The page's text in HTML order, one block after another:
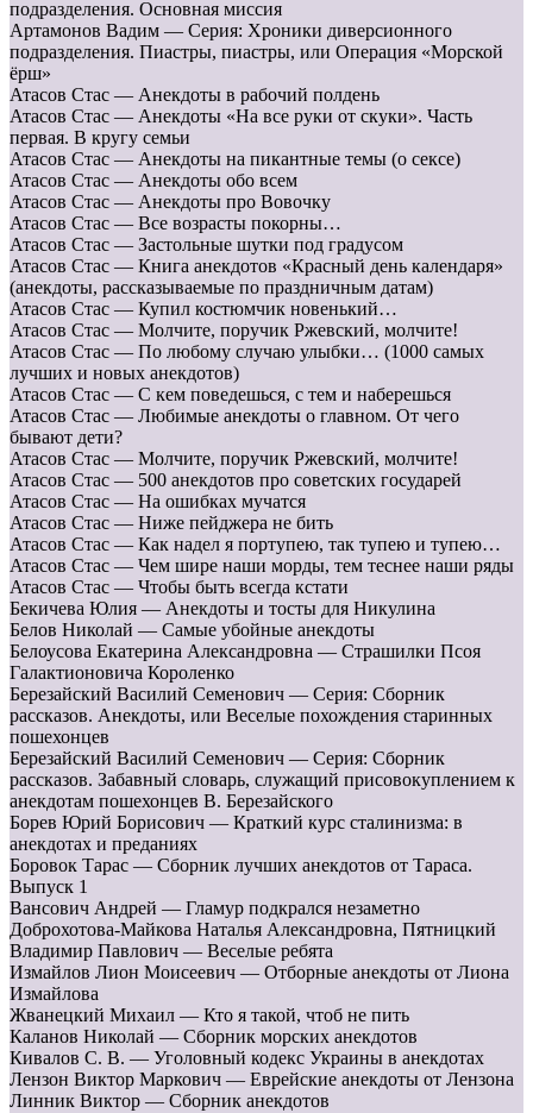
подразделения. Основная миссия
Артамонов Вадим — Серия: Хроники диверсионного
подразделения. Пиастры, пиастры, или Операция «Морской
ёрш»
Атасов Стас — Анекдоты в рабочий полдень
Атасов Стас — Анекдоты «На все руки от скуки». Часть
первая. В кругу семьи
Атасов Стас — Анекдоты на пикантные темы (о сексе)
Атасов Стас — Анекдоты обо всем
Атасов Стас — Анекдоты про Вовочку
Атасов Стас — Все возрасты покорны…
Атасов Стас — Застольные шутки под градусом
Атасов Стас — Книга анекдотов «Красный день календаря»
(анекдоты, рассказываемые по праздничным датам)
Атасов Стас — Купил костюмчик новенький…
Атасов Стас — Молчите, поручик Ржевский, молчите!
Атасов Стас — По любому случаю улыбки… (1000 самых
лучших и новых анекдотов)
Атасов Стас — С кем поведешься, с тем и наберешься
Атасов Стас — Любимые анекдоты о главном. От чего
бывают дети?
Атасов Стас — Молчите, поручик Ржевский, молчите!
Атасов Стас — 500 анекдотов про советских государей
Атасов Стас — На ошибках мучатся
Атасов Стас — Ниже пейджера не бить
Атасов Стас — Как надел я портупею, так тупею и тупею…
Атасов Стас — Чем шире наши морды, тем теснее наши ряды
Атасов Стас — Чтобы быть всегда кстати
Бекичева Юлия — Анекдоты и тосты для Никулина
Белов Николай — Самые убойные анекдоты
Белоусова Екатерина Александровна — Страшилки Псоя
Галактионовича Короленко
Березайский Василий Семенович — Серия: Сборник
рассказов. Анекдоты, или Веселые похождения старинных
пошехонцев
Березайский Василий Семенович — Серия: Сборник
рассказов. Забавный словарь, служащий присовокуплением к
анекдотам пошехонцев В. Березайского
Борев Юрий Борисович — Краткий курс сталинизма: в
анекдотах и преданиях
Боровок Тарас — Сборник лучших анекдотов от Тараса.
Выпуск 1
Вансович Андрей — Гламур подкрался незаметно
Доброхотова-Майкова Наталья Александровна, Пятницкий
Владимир Павлович — Веселые ребята
Измайлов Лион Моисеевич — Отборные анекдоты от Лиона
Измайлова
Жванецкий Михаил — Кто я такой, чтоб не пить
Каланов Николай — Сборник морских анекдотов
Кивалов С. В. — Уголовный кодекс Украины в анекдотах
Лензон Виктор Маркович — Еврейские анекдоты от Лензона
Линник Виктор — Сборник анекдотов